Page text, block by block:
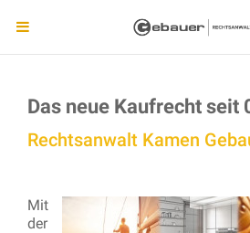
Das neue Kaufrecht seit
Rechtsanwalt Kamen
Mit
der